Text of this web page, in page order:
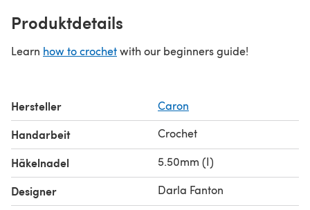
Produktdetails
Learn how to crochetwith our beginners guide!
Hersteller Caron
Handarbeit Crochet
Häkelnadel 5.50mm (I)
Designer Darla Fanton